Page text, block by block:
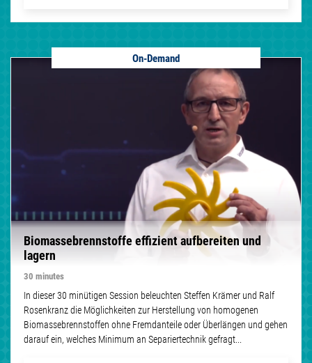
On-Demand
Biomassebrennstoffe effizient aufbereiten und
lagern
30 minutes
In dieser 30 minütigen Session beleuchten Steffen Krämer und Ralf
Rosenkranz die Möglichkeiten zur Herstellung von homogenen
Biomassebrennstoffen ohne Fremdanteile oder Überlängen und gehen
darauf ein, welches Minimum an Separiertechnik gefragt...